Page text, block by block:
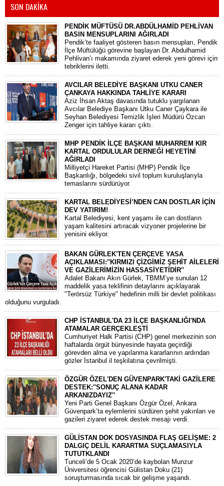
SON DAKİKA
PENDİK MÜFTÜSÜ DR.ABDÜLHAMİD PEHLİVAN
BASIN MENSUPLARINI AĞIRLADI
​Pendik’te faaliyet gösteren basın mensupları, Pendik
İlçe Müftülüğü görevine başlayan Dr. Abdulhamid
Pehlivan’ı makamında ziyaret ederek yeni görevi için
tebriklerini iletti.
AVCILAR BELEDİYE BAŞKANI UTKU CANER
ÇANKAYA HAKKINDA TAHLİYE KARARI
​Aziz İhsan Aktaş davasında tutuklu yargılanan
Avcılar Belediye Başkanı Utku Caner Çaykara ile
Seyhan Belediyesi Temizlik İşleri Müdürü Özcan
Zenger için tahliye kararı çıktı.
MHP PENDİK İLÇE BAŞKANI MUHARREM KIR
KARTAL ORDULULAR DERNEĞİ HEYETİNİ
AĞIRLADI
​Milliyetçi Hareket Partisi (MHP) Pendik İlçe
Başkanlığı, bölgedeki sivil toplum kuruluşlarıyla
temaslarını sürdürüyor.
KARTAL BELEDİYESİ’NDEN CAN DOSTLAR İÇİN
DEV YATIRIM!
Kartal Belediyesi, kent yaşamı ile can dostların
yaşam kalitesini artıracak vizyoner projelerine bir
yenisini ekliyor.
BAKAN GÜRLEK'TEN ÇERÇEVE YASA
AÇIKLAMASI:''KIRMIZI ÇİZGİMİZ ŞEHİT AİLELERİ
VE GAZİLERİMİZİN HASSASİYETİDİR''
Adalet Bakanı Akın Gürlek, TBMM’ye sunulan 12
maddelik yasa teklifinin detaylarını açıklayarak
"Terörsüz Türkiye" hedefinin milli bir devlet politikası
olduğunu vurguladı.
CHP İSTANBUL'DA 23 İLÇE BAŞKANLIĞI'NDA
ATAMALAR GERÇEKLEŞTİ
​Cumhuriyet Halk Partisi (CHP) genel merkezinin son
haftalarda örgüt bünyesinde hayata geçirdiği
görevden alma ve yapılanma kararlarının ardından
gözler İstanbul il teşkilatına çevrilmişti.
ÖZGÜR ÖZEL'DEN GÜVENPARK'TAKİ GAZİLERE
DESTEK:''SONUÇ ALANA KADAR
ARKANIZDAYIZ''
​Yeni Parti Genel Başkanı Özgür Özel, Ankara
Güvenpark’ta eylemlerini sürdüren şehit yakınları ve
gazileri ziyaret ederek destek mesajı verdi.
GÜLİSTAN DOK DOSYASINDA FLAŞ GELİŞME: 2
DALGIÇ DELİL KARARTMA SUÇLAMASIYLA
TUTUTKLANDI
​Tunceli’de 5 Ocak 2020’de kaybolan Munzur
Üniversitesi öğrencisi Gülistan Doku (21)
soruşturmasında sıcak bir gelişme yaşandı.